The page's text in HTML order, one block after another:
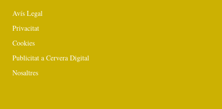
Avís Legal
Privacitat
Cookies
Publicitat a Cervera Digital
Nosaltres